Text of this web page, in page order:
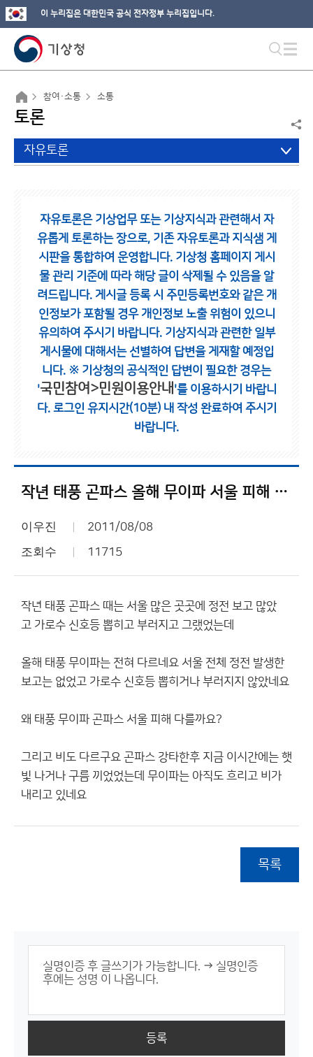
이 누리집은 대한민국 공식 전자정부 누리집입니다.
참여·소통 소통
토론
자유토론
자유토론은 기상업무 또는 기상지식과 관련해서 자
유롭게 토론하는 장으로, 기존 자유토론과 지식샘 게
시판을 통합하여 운영합니다. 기상청 홈페이지 게시
물 관리 기준에 따라 해당 글이 삭제될 수 있음을 알
려드립니다. 게시글 등록 시 주민등록번호와 같은 개
인정보가 포함될 경우 개인정보 노출 위험이 있으니
유의하여 주시기 바랍니다. 기상지식과 관련한 일부
게시물에 대해서는 선별하여 답변을 게재할 예정입
니다. ※ 기상청의 공식적인 답변이 필요한 경우는
'국민참여>민원이용안내 '를 이용하시기 바랍니
다. 로그인 유지시간(10분) 내 작성 완료하여 주시기
바랍니다.
작년 태풍 곤파스 올해 무이파 서울 피해 다르네요?
이우진 2011/08/08
조회수 11715
작년 태풍 곤파스 때는 서울 많은 곳곳에 정전 보고 많았
고 가로수 신호등 뽑히고 부러지고 그랬었는데
올해 태풍 무이파는 전혀 다르네요 서울 전체 정전 발생한
보고는 없었고 가로수 신호등 뽑히거나 부러지지 않았네요
왜 태풍 무이파 곤파스 서울 피해 다를까요?
그리고 비도 다르구요 곤파스 강타한후 지금 이시간에는 햇
빛 나거나 구름 끼었었는데 무이파는 아직도 흐리고 비가
내리고 있네요
목록
등록